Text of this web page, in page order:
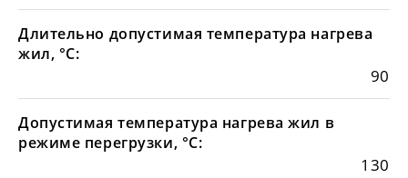
Длительно допустимая температура нагрева
жил, °С:
90
Допустимая температура нагрева жил в
режиме перегрузки, °С:
130